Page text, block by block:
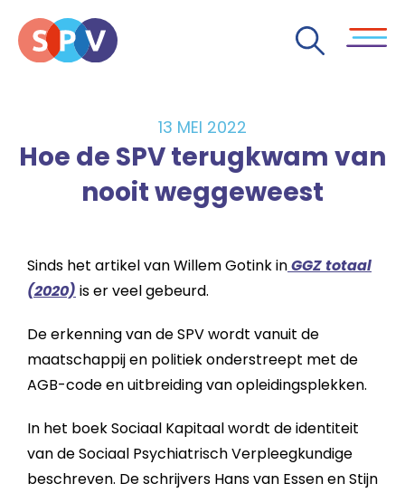
13 MEI 2022
Hoe de SPV terugkwam van
nooit weggeweest
Sinds het artikel van Willem Gotink inGGZ totaal
(2020) is er veel gebeurd.
De erkenning van de SPV wordt vanuit de
maatschappij en politiek onderstreept met de
AGB-code en uitbreiding van opleidingsplekken.
In het boek Sociaal Kapitaal wordt de identiteit
van de Sociaal Psychiatrisch Verpleegkundige
beschreven. De schrijvers Hans van Essen en Stijn